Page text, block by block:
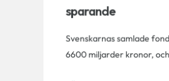
sparande
Svenskarnas samlade
6600 miljarder kronor,